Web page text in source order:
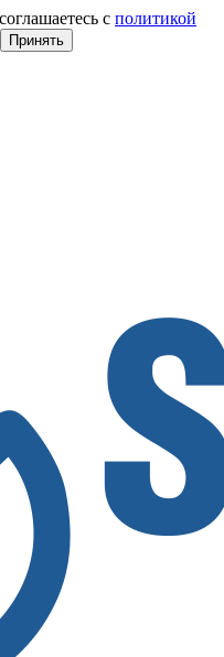
с политикой
Принять